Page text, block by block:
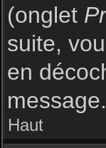
(onglet
suite,
en
message.
Haut